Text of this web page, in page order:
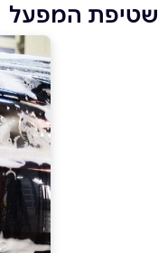
שטיפת המפעל